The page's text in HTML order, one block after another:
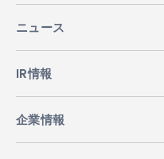
ニュース
IR情報
企業情報